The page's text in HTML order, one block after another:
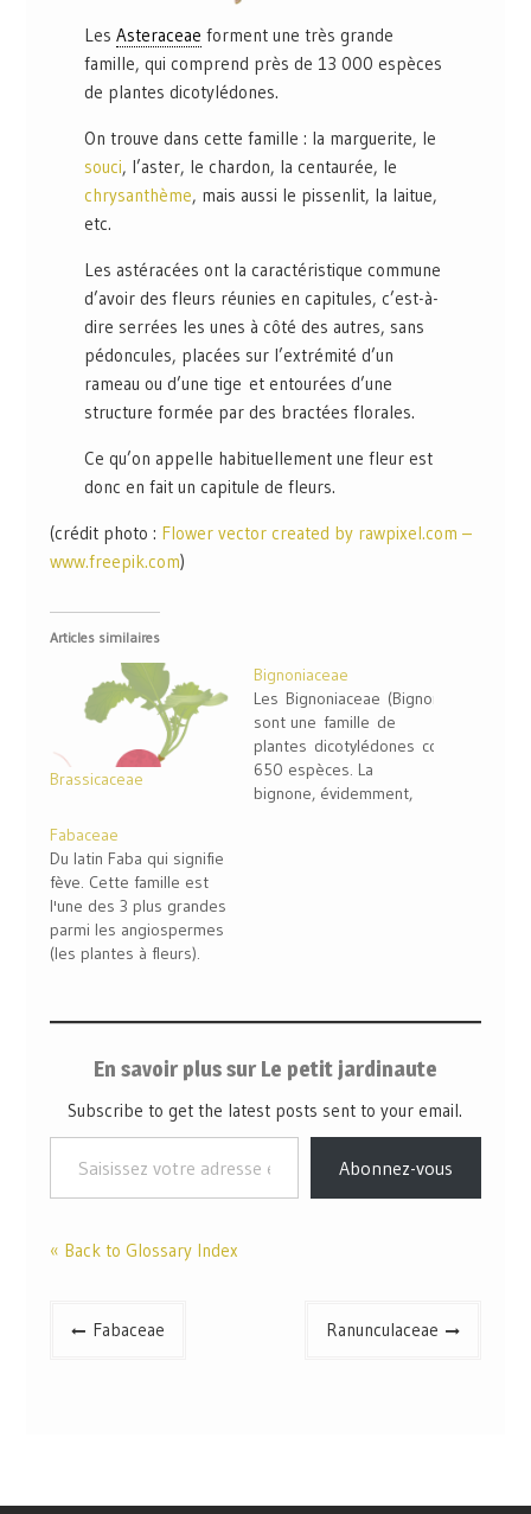
Les Asteraceae forment une très grande
famille, qui comprend près de 13 000 espèces
de plantes dicotylédones.
On trouve dans cette famille : la marguerite, le
souci, l’aster, le chardon, la centaurée, le
chrysanthème, mais aussi le pissenlit, la laitue,
etc.
Les astéracées ont la caractéristique commune
d’avoir des fleurs réunies en capitules, c’est-à-
dire serrées les unes à côté des autres, sans
pédoncules, placées sur l’extrémité d’un
rameau ou d’une tige et entourées d’une
structure formée par des bractées florales.
Ce qu’on appelle habituellement une fleur est
donc en fait un capitule de fleurs.
(crédit photo : Flower vector created by rawpixel.com –
www.freepik.com)
Articles similaires
Brassicaceae
Bignoniaceae
Les Bignoniaceae (Bignoniacées)
sont une famille de
plantes dicotylédones comprenant
650 espèces. La
bignone, évidemment,
Fabaceae
Du latin Faba qui signifie
fève. Cette famille est
l'une des 3 plus grandes
parmi les angiospermes
(les plantes à fleurs).
fèves, mais aussi les
encore le soja.
En savoir plus sur Le petit jardinaute
Subscribe to get the latest posts sent to your email.
Abonnez-vous
« Back to Glossary Index
Fabaceae Ranunculaceae